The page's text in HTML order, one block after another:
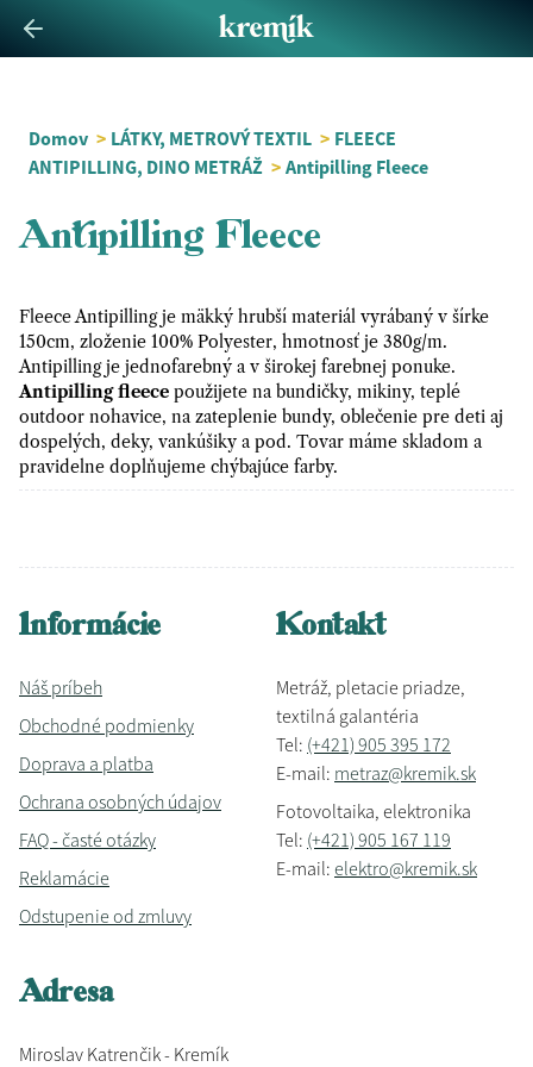
Domov > LÁTKY, METROVÝ TEXTIL > FLEECE
ANTIPILLING, DINO METRÁŽ > Antipilling Fleece
Antipilling Fleece
Fleece Antipilling je mäkký hrubší materiál vyrábaný v šírke
150cm, zloženie 100% Polyester, hmotnosť je 380g/m.
Antipilling je jednofarebný a v širokej farebnej ponuke.
Antipilling fleece použijete na bundičky, mikiny, teplé
outdoor nohavice, na zateplenie bundy, oblečenie pre deti aj
dospelých, deky, vankúšiky a pod. Tovar máme skladom a
pravidelne doplňujeme chýbajúce farby.
Informácie
Náš príbeh
Obchodné podmienky
Doprava a platba
Ochrana osobných údajov
FAQ - časté otázky
Reklamácie
Odstupenie od zmluvy
Kontakt
Metráž, pletacie priadze,
textilná galantéria
Tel: (+421) 905 395 172
E-mail: metraz@kremik.sk
Fotovoltaika, elektronika
Tel: (+421) 905 167 119
E-mail: elektro@kremik.sk
Adresa
Miroslav Katrenčik - Kremík